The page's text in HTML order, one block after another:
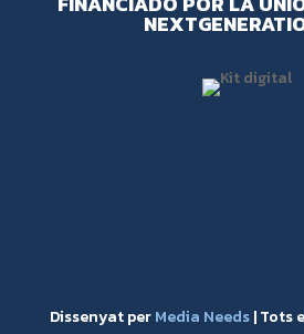
Dissenyat perMedia Needs| Tots